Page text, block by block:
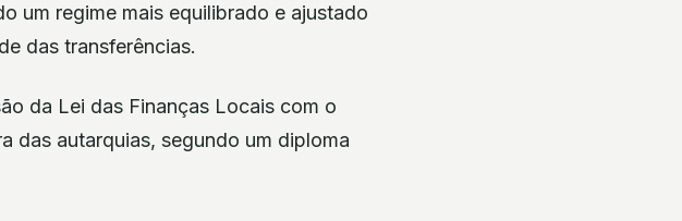
um regime mais equilibrado e ajustado
das transferências.
da Lei das Finanças Locais com o
das autarquias, segundo um diploma